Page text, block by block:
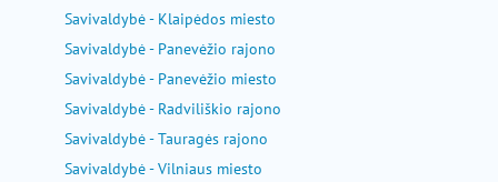
Savivaldybė - Klaipėdos miesto
Savivaldybė - Panevėžio rajono
Savivaldybė - Panevėžio miesto
Savivaldybė - Radviliškio rajono
Savivaldybė - Tauragės rajono
Savivaldybė - Vilniaus miesto